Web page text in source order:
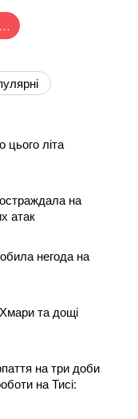
цього літа
на
атак
негода на
та дощі
на три доби
на Тисі: